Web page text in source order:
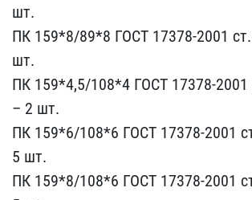
шт.
ПК 159*8/89*8 ​ГОСТ 17378-2001
шт.
ПК 159*4,5/​108*4 ГОСТ 17378-2001
– 2 шт.
ПК 15​9*6/108*6 ГОСТ 17378-200​1
5 шт.
П​К 159*8/108*6 ГОСТ 17378​-2001